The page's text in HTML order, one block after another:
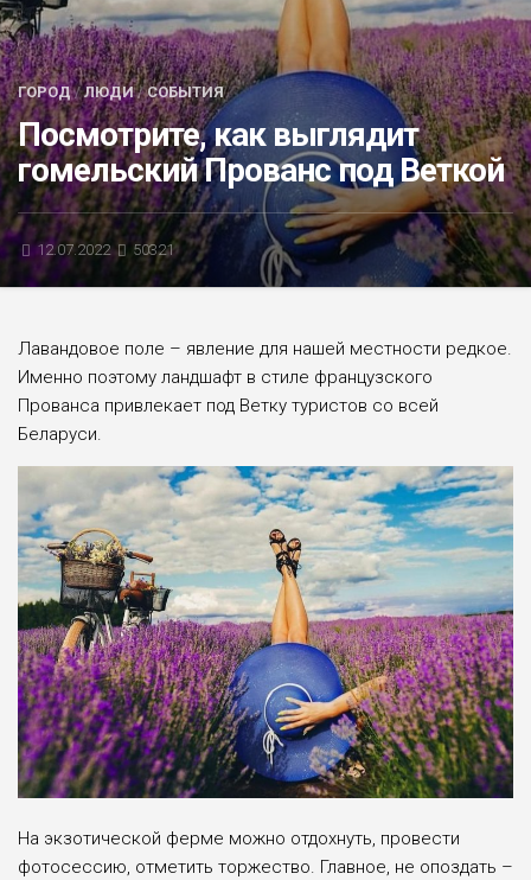
БЛИЦ-ОПРОС
АФИША
ГОРОД/ЛЮДИ/СОБЫТИЯ
Посмотрите, как выглядит
гомельский Прованс под Веткой
12.07.2022 50321
Лавандовое поле – явление для нашей местности редкое.
Именно поэтому ландшафт в стиле французского
Прованса привлекает под Ветку туристов со всей
Беларуси.
На экзотической ферме можно отдохнуть, провести
фотосессию, отметить торжество. Главное, не опоздать –